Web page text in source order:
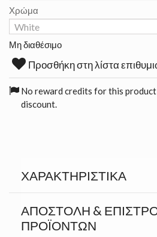
Χρώμα
Μη διαθέσιμο
Προσθήκη στη λίστα
No reward credits for this product
discount.
ΧΑΡΑΚΤΗΡΙΣΤΙΚΆ
ΑΠΟΣΤΟΛΉ &
ΠΡΟΪΟΝΤΩΝ